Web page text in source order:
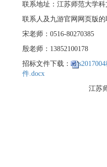
联系地址：江苏师范大学
联系人及九游官网网页版的
宋老师：0516-80270385
殷老师：13852100178
招标文件下载：
件.docx
江苏